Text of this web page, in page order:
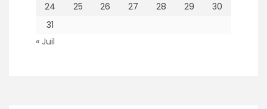
24
25 26 27 28 29
30
31
« Juil